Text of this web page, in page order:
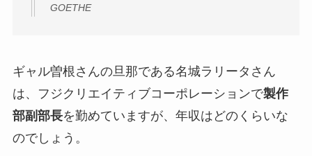
GOETHE
ギャル曽根さんの旦那である名城ラリータさん
は、フジクリエイティブコーポレーションで製作
部副部長を勤めていますが、年収はどのくらいな
のでしょう。